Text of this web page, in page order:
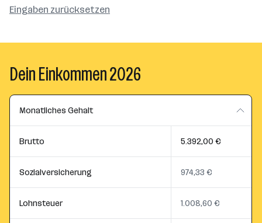
Eingaben zurücksetzen
Dein Einkommen 2026
Monatliches Gehalt
Brutto 5.392,00 €
Sozialversicherung 974,33 €
Lohnsteuer 1.008,60 €